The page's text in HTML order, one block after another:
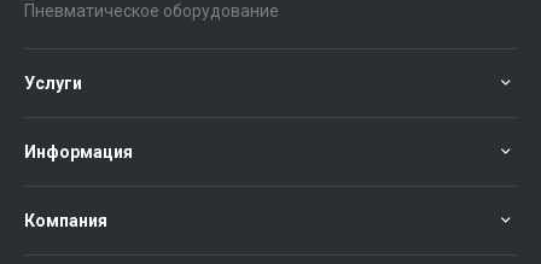
Пневматическое оборудование
Услуги
Информация
Компания